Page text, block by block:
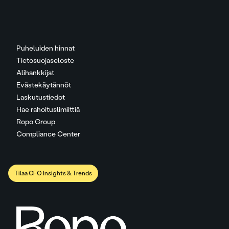
Puheluiden hinnat
Tietosuojaseloste
Alihankkijat
Evästekäytännöt
Laskutustiedot
Hae rahoituslimiittiä
Ropo Group
Compliance Center
Tilaa CFO Insights & Trends